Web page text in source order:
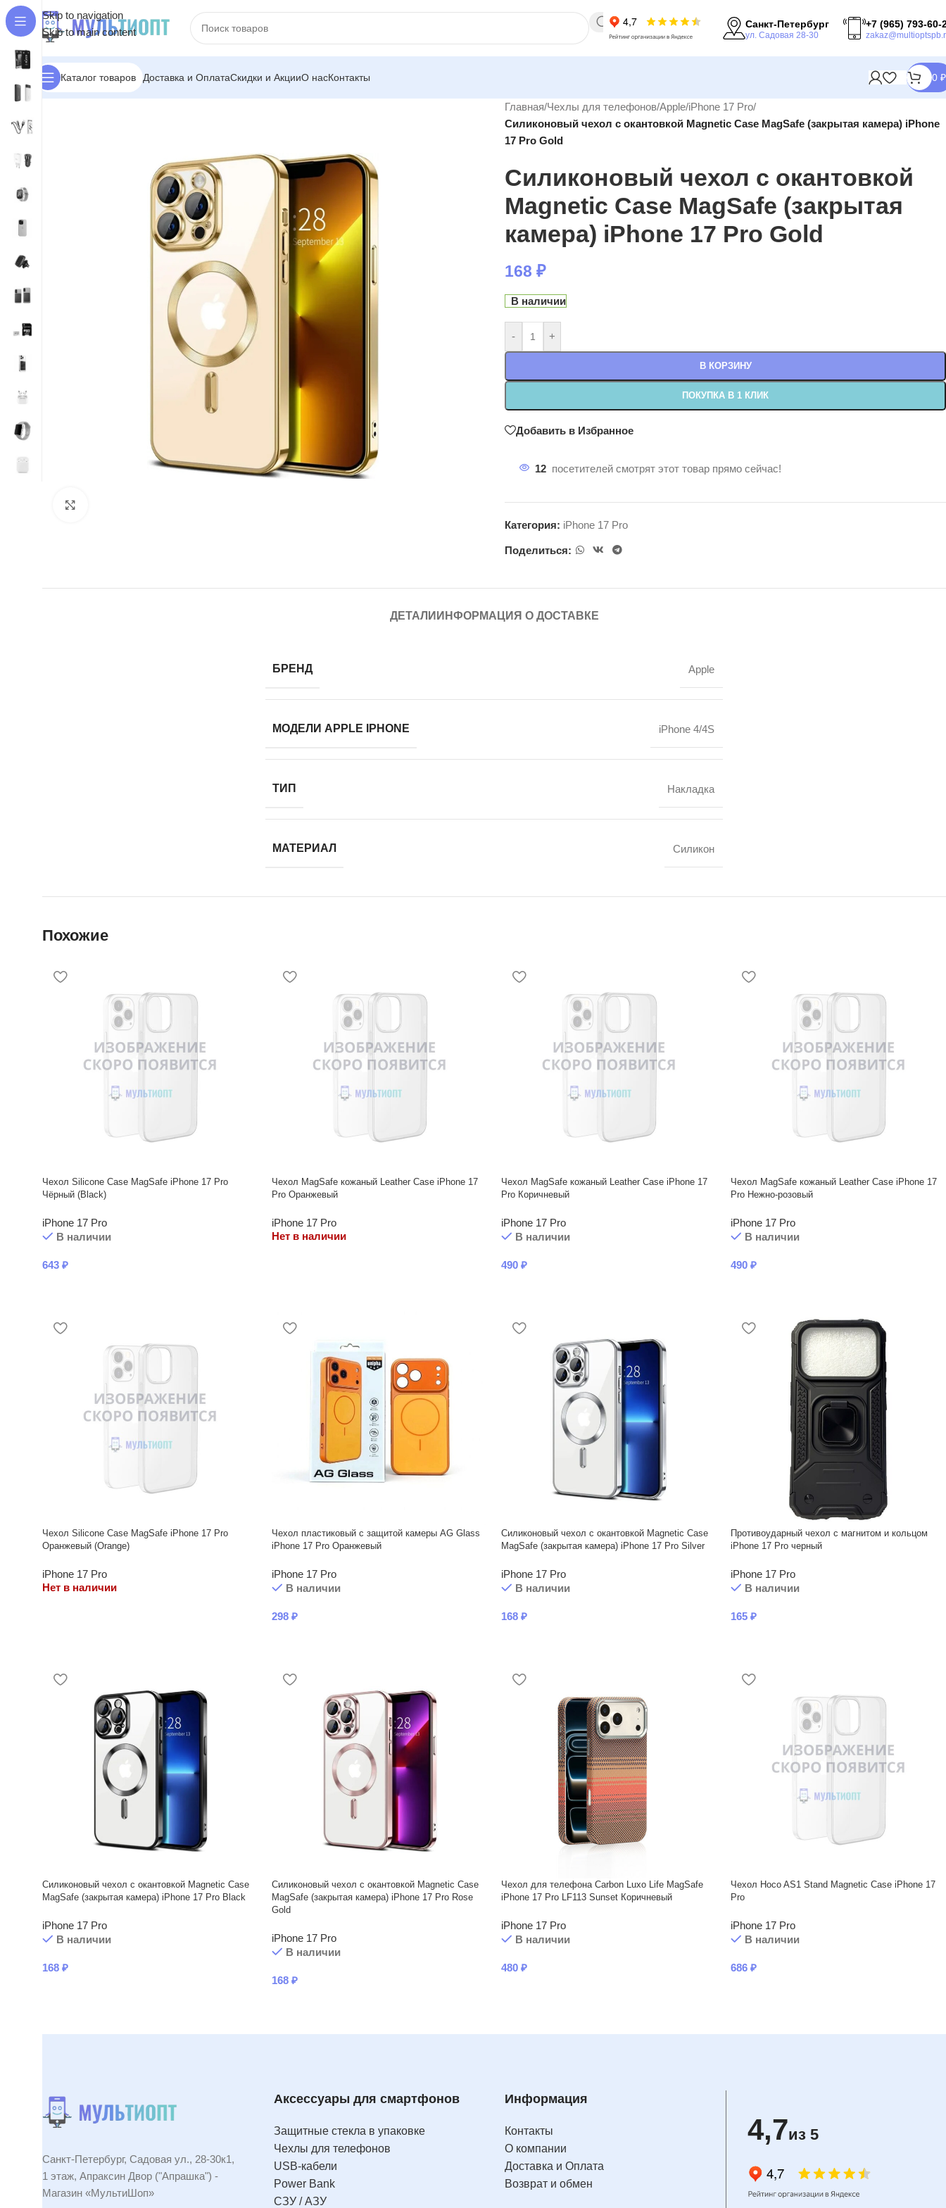
Skip to navigation
Skip to main content
Санкт-Петербург
ул. Садовая 28-30
+7 (965) 793-60-
Каталог товаров Доставка и ОплатаСкидки и АкцииО насКонтакты 0 ₽
Главная/Чехлы для телефонов/Apple/iPhone 17 Pro/
Силиконовый чехол с окантовкой Magnetic Case MagSafe (закрытая камера) iPhone
17 Pro Gold
Силиконовый чехол с окантовкой
Magnetic Case MagSafe (закрытая
камера) iPhone 17 Pro Gold
168 ₽
В наличии
- +
В КОРЗИНУ
ПОКУПКА В 1 КЛИК
Добавить в Избранное
12 посетителей смотрят этот товар прямо сейчас!
Категория: iPhone 17 Pro
Поделиться:
ДЕТАЛИ ИНФОРМАЦИЯ О ДОСТАВКЕ
БРЕНД Apple
МОДЕЛИ APPLE IPHONE iPhone 4/4S
ТИП Накладка
МАТЕРИАЛ Силикон
Похожие
Чехол Silicone Case MagSafe iPhone 17 Pro
Чёрный (Black)
iPhone 17 Pro
В наличии
643 ₽
Чехол MagSafe кожаный Leather Case iPhone 17
Pro Оранжевый
iPhone 17 Pro
Нет в наличии
Чехол MagSafe кожаный Leather Case iPhone 17
Pro Коричневый
iPhone 17 Pro
В наличии
490 ₽
Чехол MagSafe кожаный Leather Case iPhone 17
Pro Нежно-розовый
iPhone 17 Pro
В наличии
490 ₽
Чехол Silicone Case MagSafe iPhone 17 Pro
Оранжевый (Orange)
iPhone 17 Pro
Нет в наличии
Чехол пластиковый с защитой камеры AG Glass
iPhone 17 Pro Оранжевый
iPhone 17 Pro
В наличии
298 ₽
Силиконовый чехол с окантовкой Magnetic Case
MagSafe (закрытая камера) iPhone 17 Pro Silver
iPhone 17 Pro
В наличии
168 ₽
Противоударный чехол с магнитом и кольцом
iPhone 17 Pro черный
iPhone 17 Pro
В наличии
165 ₽
Силиконовый чехол с окантовкой Magnetic Case
MagSafe (закрытая камера) iPhone 17 Pro Black
iPhone 17 Pro
В наличии
168 ₽
Силиконовый чехол с окантовкой Magnetic Case
MagSafe (закрытая камера) iPhone 17 Pro Rose
Gold
iPhone 17 Pro
В наличии
168 ₽
Чехол для телефона Carbon Luxo Life MagSafe
iPhone 17 Pro LF113 Sunset Коричневый
iPhone 17 Pro
В наличии
480 ₽
Чехол Hoco AS1 Stand Magnetic Case iPhone 17
Pro
iPhone 17 Pro
В наличии
686 ₽
Санкт-Петербург, Садовая ул., 28-30к1,
1 этаж, Апраксин Двор ("Апрашка") -
Магазин «МультиШоп»
Аксессуары для смартфонов
Защитные стекла в упаковке
Чехлы для телефонов
USB-кабели
Power Bank
СЗУ / АЗУ
Информация
Контакты
О компании
Доставка и Оплата
Возврат и обмен
4,7из 5